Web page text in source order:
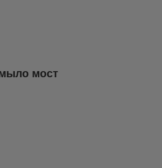
мост